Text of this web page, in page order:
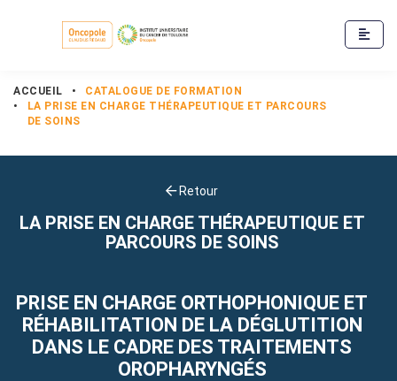
ACCUEIL •
CATALOGUE DE FORMATION
•
LA PRISE EN CHARGE THÉRAPEUTIQUE ET PARCOURS
DE SOINS
Retour
LA PRISE EN CHARGE THÉRAPEUTIQUE ET
PARCOURS DE SOINS
PRISE EN CHARGE ORTHOPHONIQUE ET
RÉHABILITATION DE LA DÉGLUTITION
DANS LE CADRE DES TRAITEMENTS
OROPHARYNGÉS